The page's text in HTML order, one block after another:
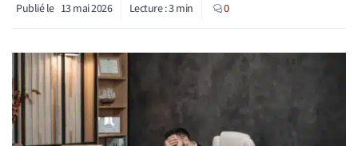
Publié le 13 mai 2026 Lecture :3min 0